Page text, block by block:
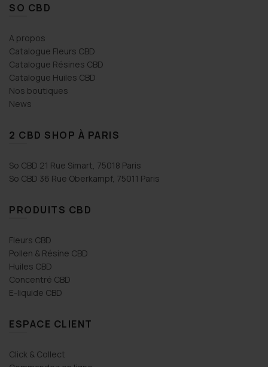
SO CBD
A propos
Catalogue Fleurs CBD
Catalogue Résines CBD
Catalogue Huiles CBD
Nos boutiques
News
2 CBD SHOP À PARIS
So CBD 21 Rue Simart, 75018 Paris
So CBD 36 Rue Oberkampf, 75011 Paris
PRODUITS CBD
Fleurs CBD
Pollen & Résine CBD
Huiles CBD
Concentré CBD
E-liquide CBD
ESPACE CLIENT
Click & Collect